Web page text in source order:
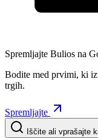
Spremljajte Bulios na
Bodite med prvimi, ki
trgih.
Spremljajte
Iščite ali vprašajte